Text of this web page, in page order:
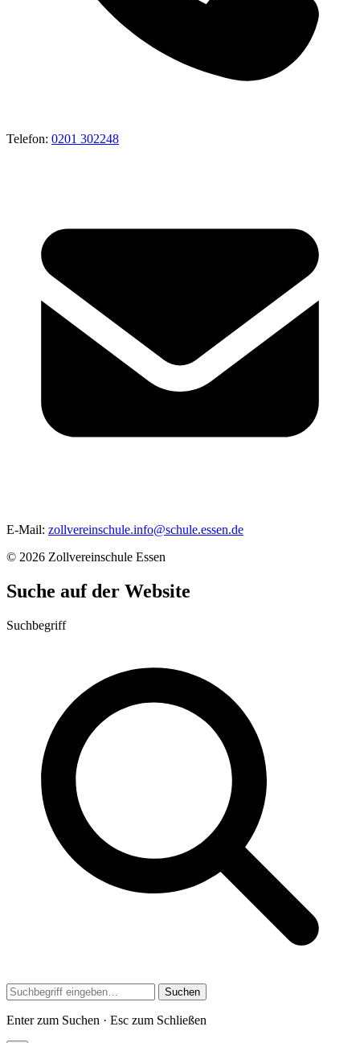
Telefon: 0201 302248
E-Mail: zollvereinschule.info@schule.essen.de
© 2026 Zollvereinschule Essen
Suche auf der Website
Suchbegriff
Suchen
Enter zum Suchen · Esc zum Schließen